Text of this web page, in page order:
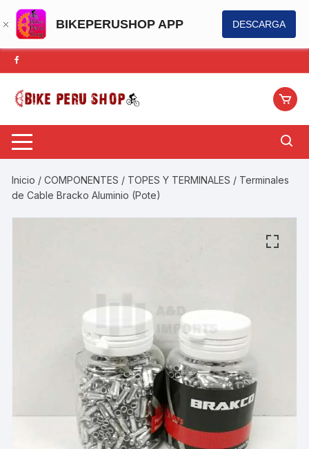
BIKEPERUSHOP APP DESCARGA
Saltar
al
contenido
Inicio /COMPONENTES / TOPES Y TERMINALES / Terminales
de Cable Bracko Aluminio (Pote)